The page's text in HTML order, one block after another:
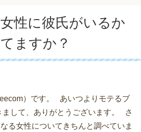
性に彼氏がいるか
ますか？
）です。 あいつよりモテるブ
まして、ありがとうございます。 さ
る女性についてきちんと調べていま